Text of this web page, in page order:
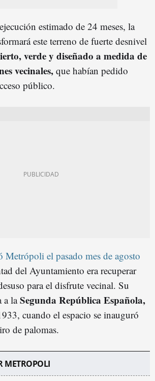
estimado de 24 meses, la
este terreno de fuerte desnivel
verde y diseñado a medida de
vecinales, que habían pedido
público.
Metrópoli el pasado mes de agosto
del Ayuntamiento era recuperar
para el disfrute vecinal. Su
a laSegunda República Española,
cuando el espacio se inauguró
de palomas.
METROPOLI